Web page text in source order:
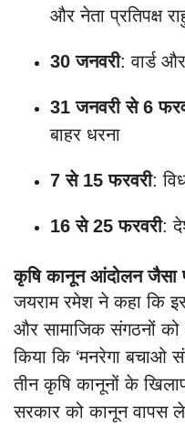
और नेता प्रतिपक्ष
30 जनवरी: वार्ड
31 जनवरी से 6
बाहर धरना
7 से 15 फरवरी:
16 से 25 फरवरी:
कृषि कानून आंदोलन जैसा
जयराम रमेश ने कहा कि
और सामाजिक संगठनों को
किया कि ‘मनरेगा बचाओ
तीन कृषि कानूनों के
सरकार को कानून वापस